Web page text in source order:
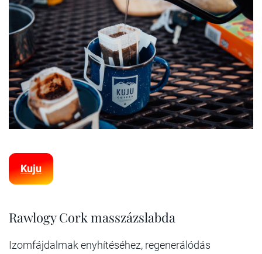
Kuju
Rawlogy Cork masszázslabda
Izomfájdalmak enyhítéséhez, regenerálódás